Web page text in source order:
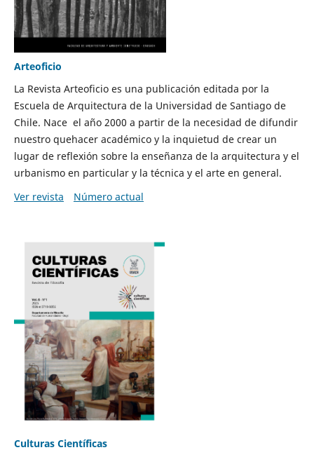
Arteoficio
La Revista Arteoficio es una publicación editada por la
Escuela de Arquitectura de la Universidad de Santiago de
Chile. Nace el año 2000 a partir de la necesidad de difundir
nuestro quehacer académico y la inquietud de crear un
lugar de reflexión sobre la enseñanza de la arquitectura y el
urbanismo en particular y la técnica y el arte en general.
Ver revista
Número actual
Culturas Científicas